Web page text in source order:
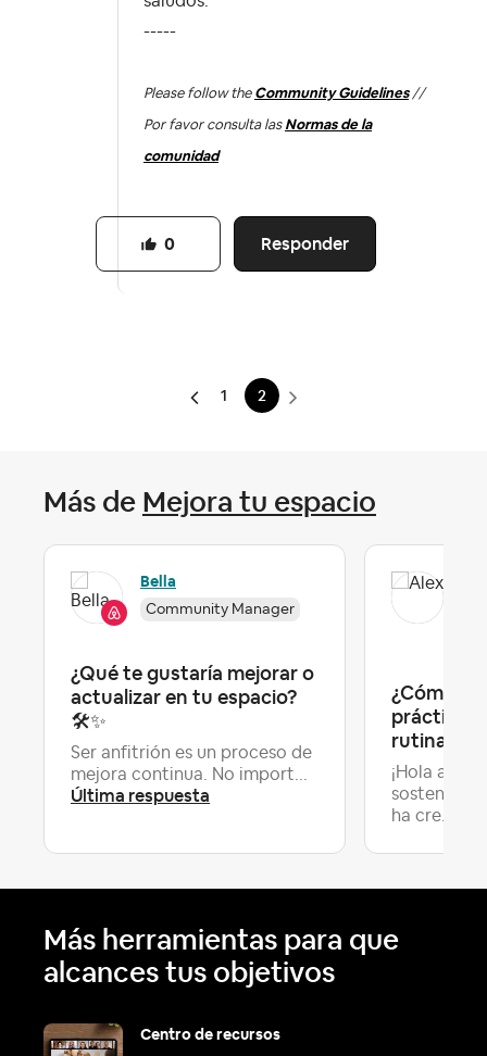
-----
Please follow the Community Guidelines//
Por favor consulta las Normas de la
comunidad
Responder
0
1 2
Más de Mejora tu espacio
Bella
Community Manager
¿Qué te gustaría mejorar o
actualizar en tu espacio?
🛠️✨
Ser anfitrión es un proceso de
mejora continua. No import...
Última respuesta
¿Cómo
prácticas
rutina de
¡Hola a
ha cre...
Más herramientas para que
alcances tus objetivos
Centro de recursos